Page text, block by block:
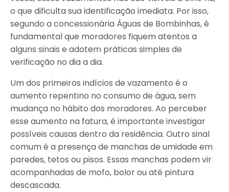
o que dificulta sua identificação imediata. Por isso,
segundo a concessionária Águas de Bombinhas, é
fundamental que moradores fiquem atentos a
alguns sinais e adotem práticas simples de
verificação no dia a dia.
Um dos primeiros indícios de vazamento é o
aumento repentino no consumo de água, sem
mudança no hábito dos moradores. Ao perceber
esse aumento na fatura, é importante investigar
possíveis causas dentro da residência. Outro sinal
comum é a presença de manchas de umidade em
paredes, tetos ou pisos. Essas manchas podem vir
acompanhadas de mofo, bolor ou até pintura
descascada.